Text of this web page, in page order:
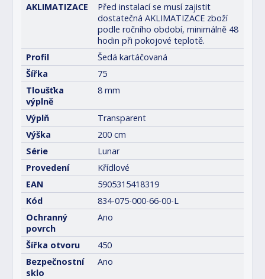
AKLIMATIZACE
Před instalací se musí zajistit
dostatečná AKLIMATIZACE zboží
podle ročního období, minimálně 48
hodin při pokojové teplotě.
Profil
Šedá kartáčovaná
Šířka
75
Tloušťka
výplně
8 mm
Výplň
Transparent
Výška
200 cm
Série
Lunar
Provedení
Křídlové
EAN
5905315418319
Kód
834-075-000-66-00-L
Ochranný
povrch
Ano
Šířka otvoru
450
Bezpečnostní
sklo
Ano